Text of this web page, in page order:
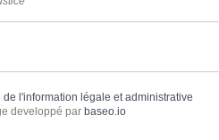
de l'information légale et administrative
developpé par baseo.io